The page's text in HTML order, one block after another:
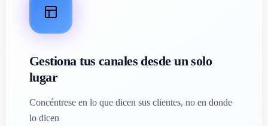
Gestiona tus canales desde un solo
lugar
Concéntrese en lo que dicen sus clientes, no en donde
lo dicen